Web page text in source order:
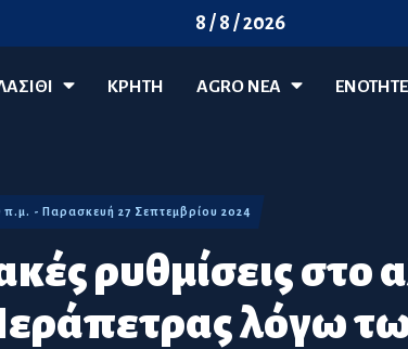
8 / 8 / 2026
ΚΡΗΤΗ AGRO ΝΈΑ
ρυθμίσεις στο
λόγω
π.μ. - Παρασκευή 27 Σεπτεμβρίου 2024